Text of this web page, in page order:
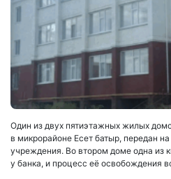
Один из двух пятиэтажных жилых
в микрорайоне Есет батыр, передан
учреждения. Во втором доме одна из
у банка, и процесс её освобождения